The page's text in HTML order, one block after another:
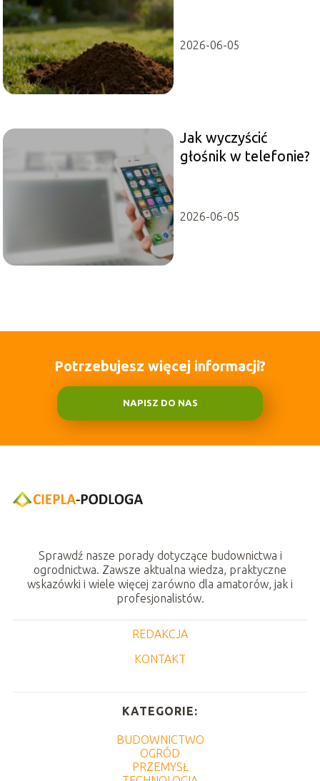
2026-06-05
Jak wyczyścić
głośnik w telefonie?
2026-06-05
Potrzebujesz więcej informacji?
NAPISZ DO NAS
Sprawdź nasze porady dotyczące budownictwa i
ogrodnictwa. Zawsze aktualna wiedza, praktyczne
wskazówki i wiele więcej zarówno dla amatorów, jak i
profesjonalistów.
REDAKCJA
KONTAKT
KATEGORIE:
BUDOWNICTWO
OGRÓD
PRZEMYSŁ